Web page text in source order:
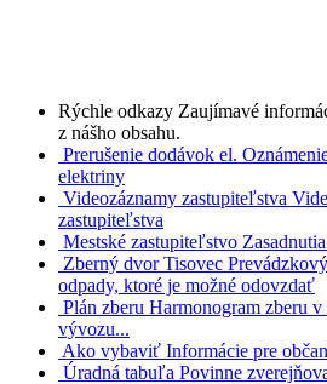
Rýchle odkazy Zaujímavé
z nášho obsahu.
Prerušenie dodávok el.
elektriny
Videozáznamy zastupiteľstva
zastupiteľstva
Mestské zastupiteľstvo
Zberný dvor Tisovec
odpady, ktoré je možné odovzdať
Plán zberu Harmonogram zberu
vývozu...
Ako vybaviť Informácie pre
Úradná tabuľa Povinne